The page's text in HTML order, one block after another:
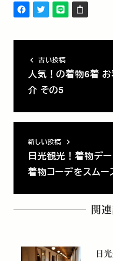
古い投稿
人気！の着物6着
介 その5
新しい投稿
日光観光！着物デ
着物コーデをスム
関
日